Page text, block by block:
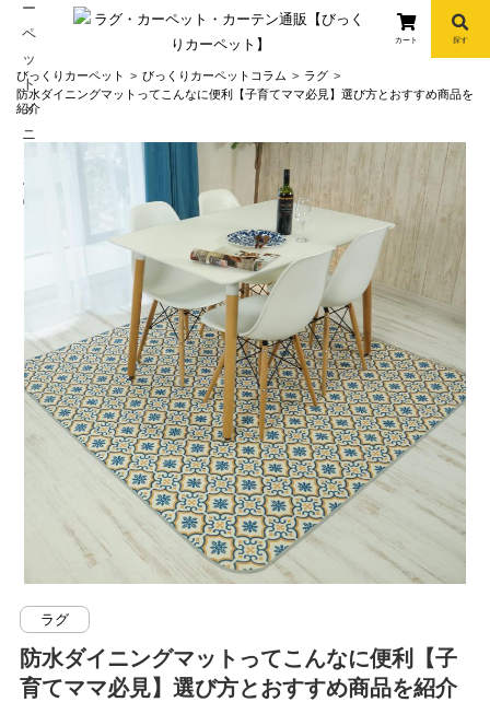
info
カート 探す
びっくりカーペット びっくりカーペットコラム
ラグ
防水ダイニングマットってこんなに便利【子育てママ必見】選び方とおすすめ商品を
紹介
ラグ
防水ダイニングマットってこんなに便利【子
育てママ必見】選び方とおすすめ商品を紹介